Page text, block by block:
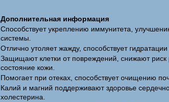
Дополнительная информация
Способствует укреплению иммунитета,
системы.
Отлично утоляет жажду, способствует
Защищают клетки от повреждений, снижают риск
состояние кожи.
Помогает при отеках, способствует очищению
Калий и магний поддерживают здоровье
холестерина.